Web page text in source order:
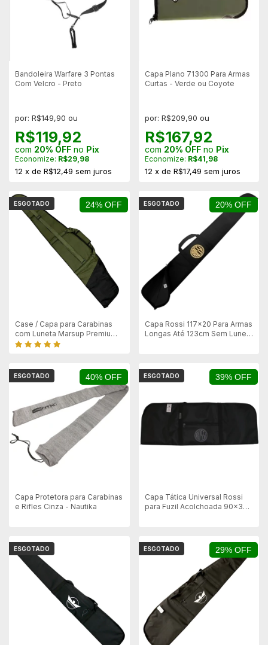
Bandoleira Warfare 3 Pontas
Com Velcro - Preto
por: R$149,90 ou
R$119,92
com 20% OFF no Pix
Economize: R$29,98
12 x de R$12,49 sem juros
Capa Plano 71300 Para Armas
Curtas - Verde ou Coyote
por: R$209,90 ou
R$167,92
com 20% OFFno Pix
Economize: R$41,98
12 x de R$17,49 sem juros
24% OFF
ESGOTADO
Case / Capa para Carabinas
com Luneta Marsup Premium
125cm TAG - Verde e Preta
20% OFF
ESGOTADO
Capa Rossi 117x20 Para Armas
Longas Até 123cm Sem Luneta
40% OFF
ESGOTADO
Capa Protetora para Carabinas
e Rifles Cinza - Nautika
39% OFF
ESGOTADO
Capa Tática Universal Rossi
para Fuzil Acolchoada 90x32
ESGOTADO 29% OFF
ESGOTADO